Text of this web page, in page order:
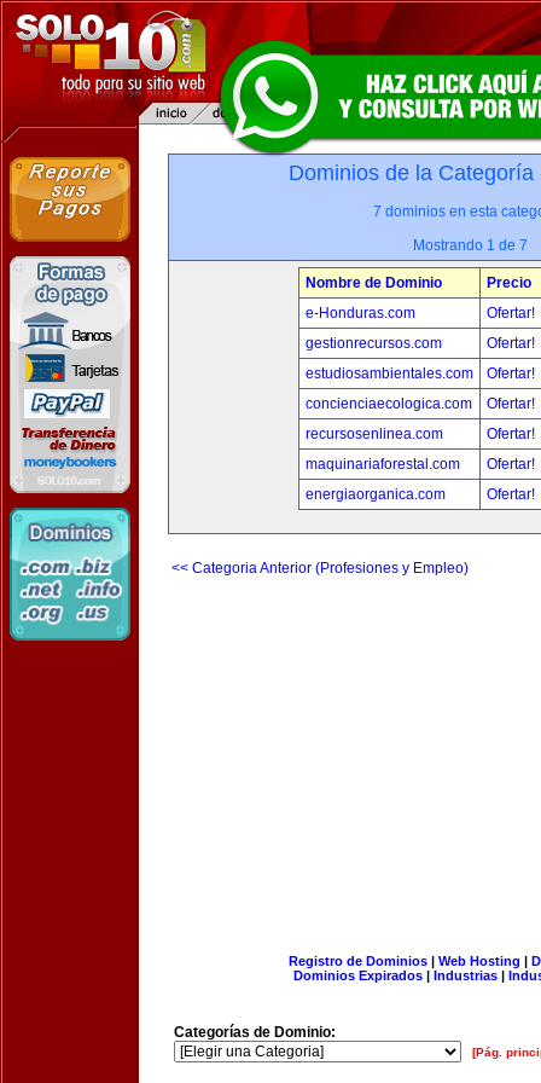
Dominios de la
7 dominios en esta
Mostrando 1 de 7
Nombre de Dominio
Precio
e-Honduras.com
Ofertar!
gestionrecursos.com
Ofertar!
estudiosambientales.com
Ofertar!
concienciaecologica.com
Ofertar!
recursosenlinea.com
Ofertar!
maquinariaforestal.com
Ofertar!
energiaorganica.com
Ofertar!
<< Categoria Anterior (Profesiones y Empleo)
Registro de Dominios| Web Hosting |
Dominios Expirados | Industrias |
Categorías de Dominio:
[Pág.